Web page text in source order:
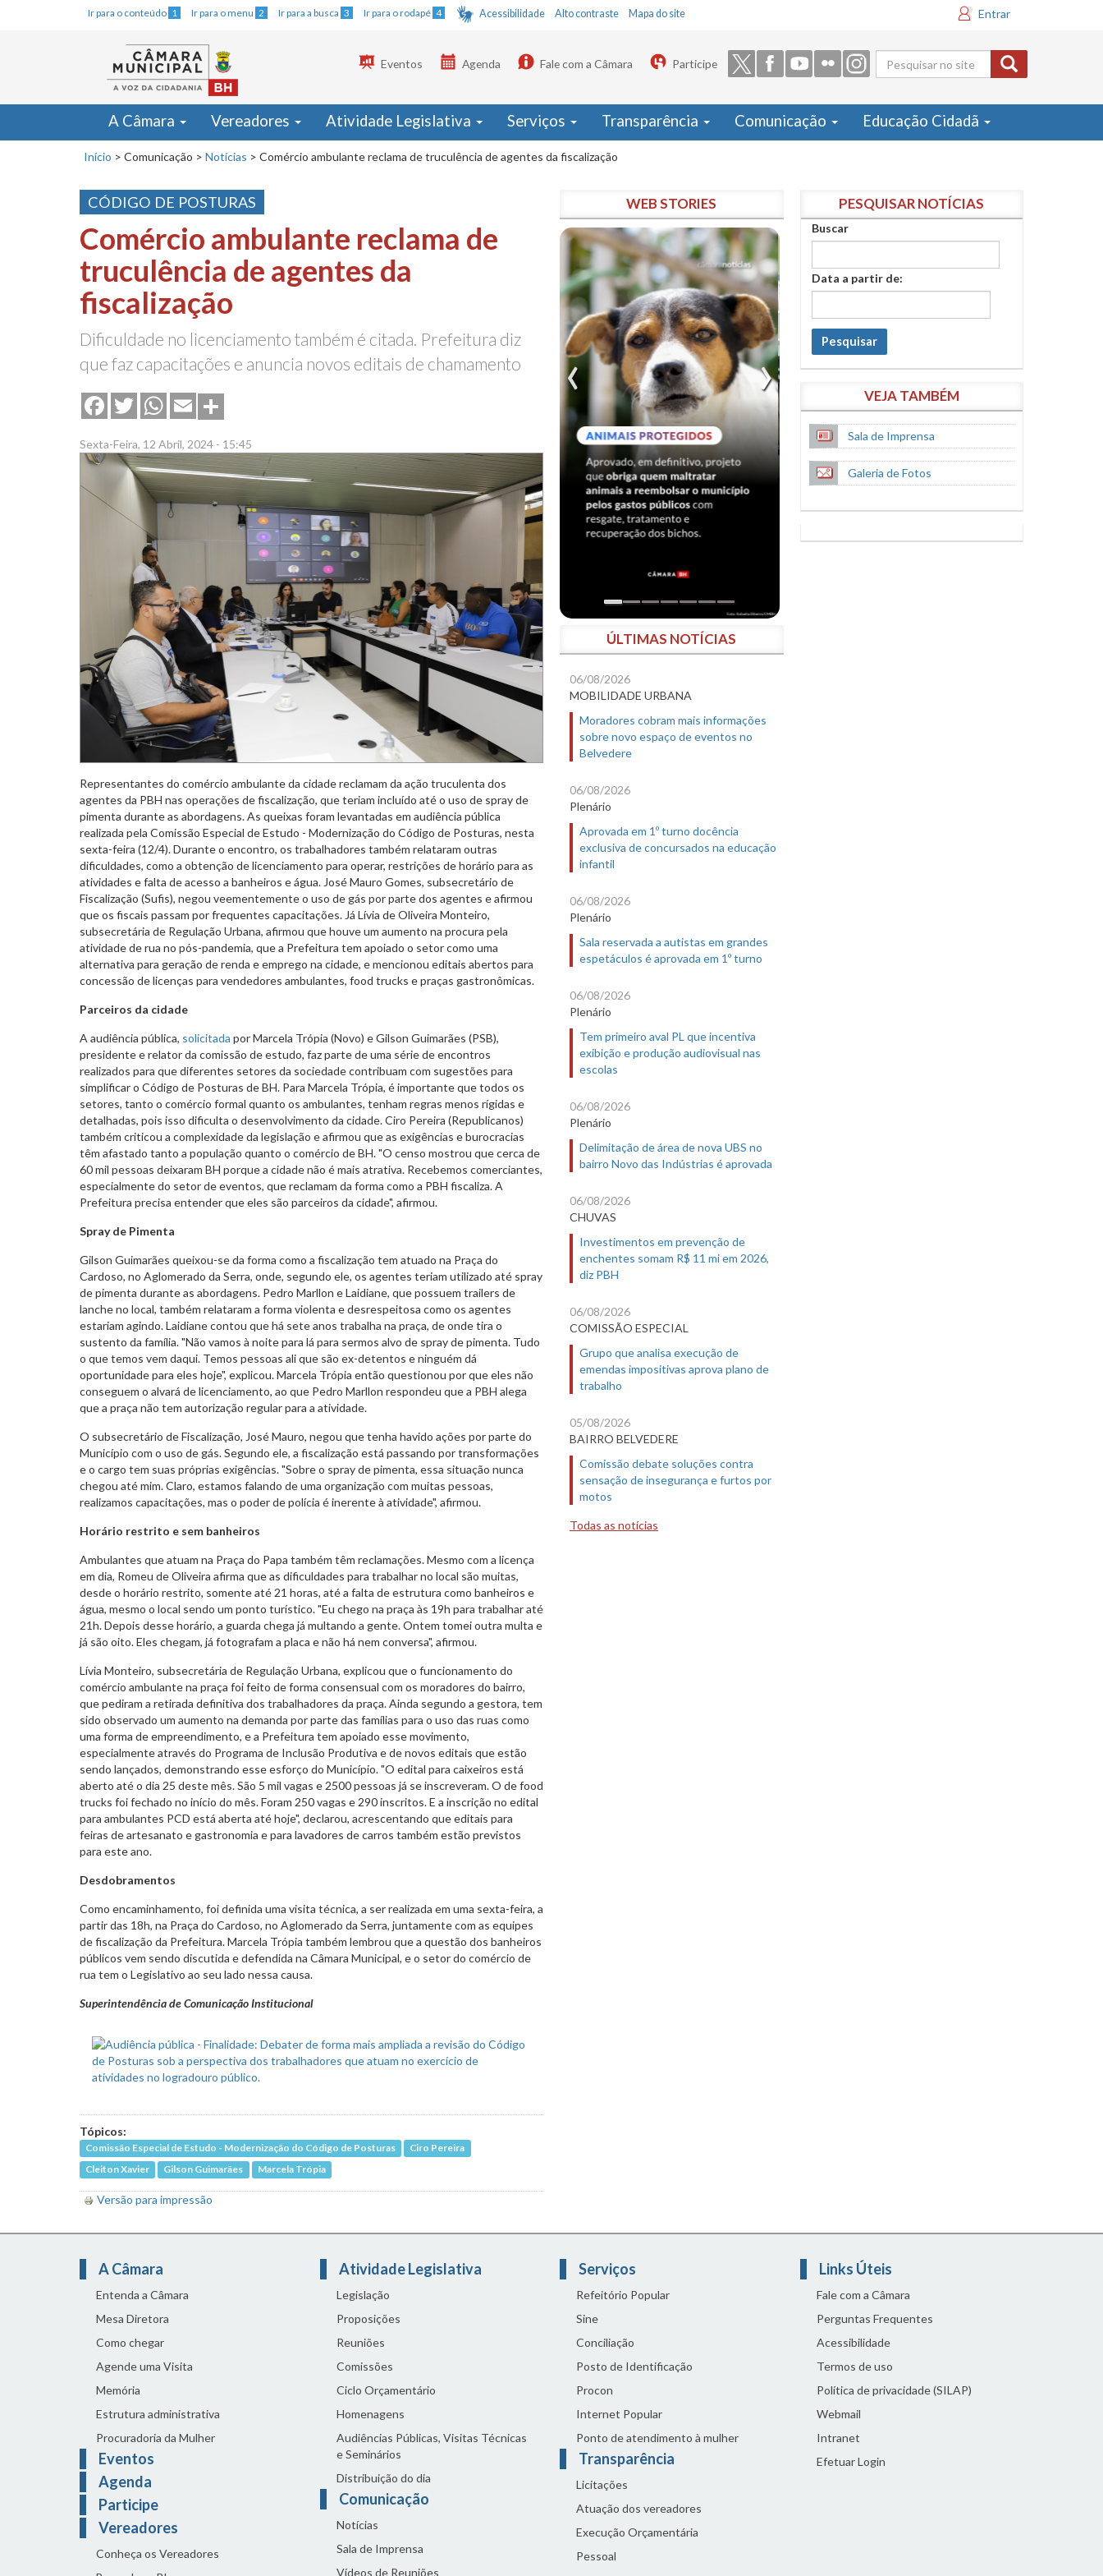
Ir para o conteúdo 1 Ir para o menu 2 Ir para a busca 3 Ir para o rodapé 4 Acessibilidade Alto contraste Mapa do site Entrar
Formulário
de busca
Eventos Agenda Fale com a Câmara Participe
A Câmara Vereadores Atividade Legislativa Serviços Transparência Comunicação Educação Cidadã
Início > Comunicação > Notícias > Comércio ambulante reclama de truculência de agentes da fiscalização
CÓDIGO DE POSTURAS
Comércio ambulante reclama de
truculência de agentes da
fiscalização
Dificuldade no licenciamento também é citada. Prefeitura diz
que faz capacitações e anuncia novos editais de chamamento
FacebookTwitterWhatsApp
Email
Sexta-Feira, 12 Abril, 2024 - 15:45
Representantes do comércio ambulante da cidade reclamam da ação truculenta dos
agentes da PBH nas operações de fiscalização, que teriam incluído até o uso de spray de
pimenta durante as abordagens. As queixas foram levantadas em audiência pública
realizada pela Comissão Especial de Estudo - Modernização do Código de Posturas, nesta
sexta-feira (12/4). Durante o encontro, os trabalhadores também relataram outras
dificuldades, como a obtenção de licenciamento para operar, restrições de horário para as
atividades e falta de acesso a banheiros e água. José Mauro Gomes, subsecretário de
Fiscalização (Sufis), negou veementemente o uso de gás por parte dos agentes e afirmou
que os fiscais passam por frequentes capacitações. Já Lívia de Oliveira Monteiro,
subsecretária de Regulação Urbana, afirmou que houve um aumento na procura pela
atividade de rua no pós-pandemia, que a Prefeitura tem apoiado o setor como uma
alternativa para geração de renda e emprego na cidade, e mencionou editais abertos para
concessão de licenças para vendedores ambulantes, food trucks e praças gastronômicas.
Parceiros da cidade
A audiência pública, solicitada por Marcela Trópia (Novo) e Gilson Guimarães (PSB),
presidente e relator da comissão de estudo, faz parte de uma série de encontros
realizados para que diferentes setores da sociedade contribuam com sugestões para
simplificar o Código de Posturas de BH. Para Marcela Trópia, é importante que todos os
setores, tanto o comércio formal quanto os ambulantes, tenham regras menos rígidas e
detalhadas, pois isso dificulta o desenvolvimento da cidade. Ciro Pereira (Republicanos)
também criticou a complexidade da legislação e afirmou que as exigências e burocracias
têm afastado tanto a população quanto o comércio de BH. "O censo mostrou que cerca de
60 mil pessoas deixaram BH porque a cidade não é mais atrativa. Recebemos comerciantes,
especialmente do setor de eventos, que reclamam da forma como a PBH fiscaliza. A
Prefeitura precisa entender que eles são parceiros da cidade", afirmou.
Spray de Pimenta
Gilson Guimarães queixou-se da forma como a fiscalização tem atuado na Praça do
Cardoso, no Aglomerado da Serra, onde, segundo ele, os agentes teriam utilizado até spray
de pimenta durante as abordagens. Pedro Marllon e Laidiane, que possuem trailers de
lanche no local, também relataram a forma violenta e desrespeitosa como os agentes
estariam agindo. Laidiane contou que há sete anos trabalha na praça, de onde tira o
sustento da família. "Não vamos à noite para lá para sermos alvo de spray de pimenta. Tudo
o que temos vem daqui. Temos pessoas ali que são ex-detentos e ninguém dá
oportunidade para eles hoje", explicou. Marcela Trópia então questionou por que eles não
conseguem o alvará de licenciamento, ao que Pedro Marllon respondeu que a PBH alega
que a praça não tem autorização regular para a atividade.
O subsecretário de Fiscalização, José Mauro, negou que tenha havido ações por parte do
Município com o uso de gás. Segundo ele, a fiscalização está passando por transformações
e o cargo tem suas próprias exigências. "Sobre o spray de pimenta, essa situação nunca
chegou até mim. Claro, estamos falando de uma organização com muitas pessoas,
realizamos capacitações, mas o poder de polícia é inerente à atividade", afirmou.
Horário restrito e sem banheiros
Ambulantes que atuam na Praça do Papa também têm reclamações. Mesmo com a licença
em dia, Romeu de Oliveira afirma que as dificuldades para trabalhar no local são muitas,
desde o horário restrito, somente até 21 horas, até a falta de estrutura como banheiros e
água, mesmo o local sendo um ponto turístico. "Eu chego na praça às 19h para trabalhar até
21h. Depois desse horário, a guarda chega já multando a gente. Ontem tomei outra multa e
já são oito. Eles chegam, já fotografam a placa e não há nem conversa", afirmou.
Lívia Monteiro, subsecretária de Regulação Urbana, explicou que o funcionamento do
comércio ambulante na praça foi feito de forma consensual com os moradores do bairro,
que pediram a retirada definitiva dos trabalhadores da praça. Ainda segundo a gestora, tem
sido observado um aumento na demanda por parte das famílias para o uso das ruas como
uma forma de empreendimento, e a Prefeitura tem apoiado esse movimento,
especialmente através do Programa de Inclusão Produtiva e de novos editais que estão
sendo lançados, demonstrando esse esforço do Município. "O edital para caixeiros está
aberto até o dia 25 deste mês. São 5 mil vagas e 2500 pessoas já se inscreveram. O de food
trucks foi fechado no início do mês. Foram 250 vagas e 290 inscritos. E a inscrição no edital
para ambulantes PCD está aberta até hoje", declarou, acrescentando que editais para
feiras de artesanato e gastronomia e para lavadores de carros também estão previstos
para este ano.
Desdobramentos
Como encaminhamento, foi definida uma visita técnica, a ser realizada em uma sexta-feira, a
partir das 18h, na Praça do Cardoso, no Aglomerado da Serra, juntamente com as equipes
de fiscalização da Prefeitura. Marcela Trópia também lembrou que a questão dos banheiros
públicos vem sendo discutida e defendida na Câmara Municipal, e o setor do comércio de
rua tem o Legislativo ao seu lado nessa causa.
Superintendência de Comunicação Institucional
Tópicos:
Comissão Especial de Estudo - Modernização do Código de Posturas
Ciro Pereira
Cleiton Xavier
Gilson Guimarães Marcela Trópia
Versão para impressão
WEB STORIES
ÚLTIMAS NOTÍCIAS
06/08/2026
MOBILIDADE URBANA
Moradores cobram mais informações
sobre novo espaço de eventos no
Belvedere
06/08/2026
Plenário
Aprovada em 1º turno docência
exclusiva de concursados na educação
infantil
06/08/2026
Plenário
Sala reservada a autistas em grandes
espetáculos é aprovada em 1º turno
06/08/2026
Plenário
Tem primeiro aval PL que incentiva
exibição e produção audiovisual nas
escolas
06/08/2026
Plenário
Delimitação de área de nova UBS no
bairro Novo das Indústrias é aprovada
06/08/2026
CHUVAS
Investimentos em prevenção de
enchentes somam R$ 11 mi em 2026,
diz PBH
06/08/2026
COMISSÃO ESPECIAL
Grupo que analisa execução de
emendas impositivas aprova plano de
trabalho
05/08/2026
BAIRRO BELVEDERE
Comissão debate soluções contra
sensação de insegurança e furtos por
motos
Todas as notícias
PESQUISAR NOTÍCIAS
Buscar
Data a partir de:
Pesquisar
VEJA TAMBÉM
Sala de Imprensa
Galeria de Fotos
A Câmara
Entenda a Câmara
Mesa Diretora
Como chegar
Agende uma Visita
Memória
Estrutura administrativa
Procuradoria da Mulher
Eventos
Agenda
Participe
Vereadores
Conheça os Vereadores
Atividade Legislativa
Legislação
Proposições
Reuniões
Comissões
Ciclo Orçamentário
Homenagens
Audiências Públicas, Visitas Técnicas
e Seminários
Distribuição do dia
Comunicação
Notícias
Sala de Imprensa
Vídeos de Reuniões
Serviços
Refeitório Popular
Sine
Conciliação
Posto de Identificação
Procon
Internet Popular
Ponto de atendimento à mulher
Transparência
Licitações
Atuação dos vereadores
Execução Orçamentária
Pessoal
Links Úteis
Fale com a Câmara
Perguntas Frequentes
Acessibilidade
Termos de uso
Política de privacidade (SILAP)
Webmail
Intranet
Efetuar Login